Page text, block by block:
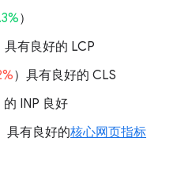
）
具有良好的 LCP
）具有良好的 CLS
的 INP 良好
具有良好的核心网页指标